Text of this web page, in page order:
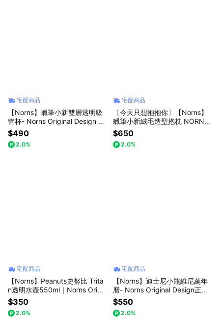
宅配商品
【Norns】蠟筆小新雙層透明吸
管杯- Norns Original Design 正
版授權 飲料杯 珍珠奶茶杯 隨行
杯 環保杯
$490
2.0%
宅配商品
〔今天只想抱抱你〕【Norns】
蠟筆小新絨毛造型抱枕 NORNS
小新小白 拉鍊可拆式絨毛靠枕
$650
2.0%
宅配商品
【Norns】Peanuts史努比 Trita
n透明水壺550ml｜Norns Origin
al Design Snoopy BPA FREE 隨
身水瓶
$350
2.0%
宅配商品
【Norns】迪士尼小熊維尼萬年
曆- Norns Original Design正版
授權 月曆日曆 DIY公仔積木萬年
曆
$550
2.0%